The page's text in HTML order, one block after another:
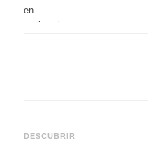
DESCUBRIR
Epidiolex y el estado actual